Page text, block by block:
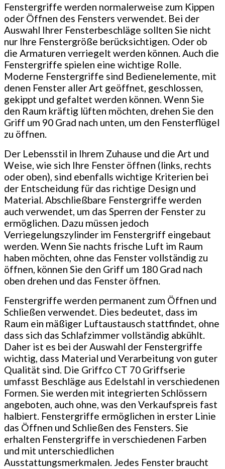
Fenstergriffe werden normalerweise zum Kippen
oder Öffnen des Fensters verwendet. Bei der
Auswahl Ihrer Fensterbeschläge sollten Sie nicht
nur Ihre Fenstergröße berücksichtigen. Oder ob
die Armaturen verriegelt werden können. Auch die
Fenstergriffe spielen eine wichtige Rolle.
Moderne Fenstergriffe sind Bedienelemente, mit
denen Fenster aller Art geöffnet, geschlossen,
gekippt und gefaltet werden können. Wenn Sie
den Raum kräftig lüften möchten, drehen Sie den
Griff um 90 Grad nach unten, um den Fensterflügel
zu öffnen.
Der Lebensstil in Ihrem Zuhause und die Art und
Weise, wie sich Ihre Fenster öffnen (links, rechts
oder oben), sind ebenfalls wichtige Kriterien bei
der Entscheidung für das richtige Design und
Material. Abschließbare Fenstergriffe werden
auch verwendet, um das Sperren der Fenster zu
ermöglichen. Dazu müssen jedoch
Verriegelungszylinder im Fenstergriff eingebaut
werden. Wenn Sie nachts frische Luft im Raum
haben möchten, ohne das Fenster vollständig zu
öffnen, können Sie den Griff um 180 Grad nach
oben drehen und das Fenster öffnen.
Fenstergriffe werden permanent zum Öffnen und
Schließen verwendet. Dies bedeutet, dass im
Raum ein mäßiger Luftaustausch stattfindet, ohne
dass sich das Schlafzimmer vollständig abkühlt.
Daher ist es bei der Auswahl der Fenstergriffe
wichtig, dass Material und Verarbeitung von guter
Qualität sind. Die Griffco CT 70 Griffserie
umfasst Beschläge aus Edelstahl in verschiedenen
Formen. Sie werden mit integrierten Schlössern
angeboten, auch ohne, was den Verkaufspreis fast
halbiert. Fenstergriffe ermöglichen in erster Linie
das Öffnen und Schließen des Fensters. Sie
erhalten Fenstergriffe in verschiedenen Farben
und mit unterschiedlichen
Ausstattungsmerkmalen. Jedes Fenster braucht